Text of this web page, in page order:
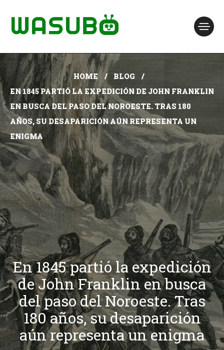
HOME
BLOG
EN 1845 PARTIÓ LA EXPEDICIÓN DE JOHN FRANKLIN
EN BUSCA DEL PASO DEL NOROESTE. TRAS 180
AÑOS, SU DESAPARICIÓN AÚN REPRESENTA UN
ENIGMA
En 1845 partió la expedición
de John Franklin en busca
del paso del Noroeste. Tras
180 años, su desaparición
aún representa un enigma